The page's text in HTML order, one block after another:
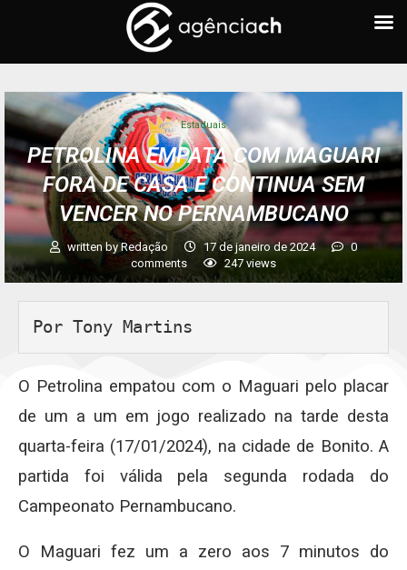
Estaduais
PETROLINA EMPATA COM MAGUARI
FORA DE CASA E CONTINUA SEM
VENCER NO PERNAMBUCANO
written by Redação 17 de janeiro de 2024
0
comments
247 views
Por Tony Martins
O Petrolina empatou com o Maguari pelo placar
de um a um em jogo realizado na tarde desta
quarta-feira (17/01/2024), na cidade de Bonito. A
partida foi válida pela segunda rodada do
Campeonato Pernambucano.
O Maguari fez um a zero aos 7 minutos do